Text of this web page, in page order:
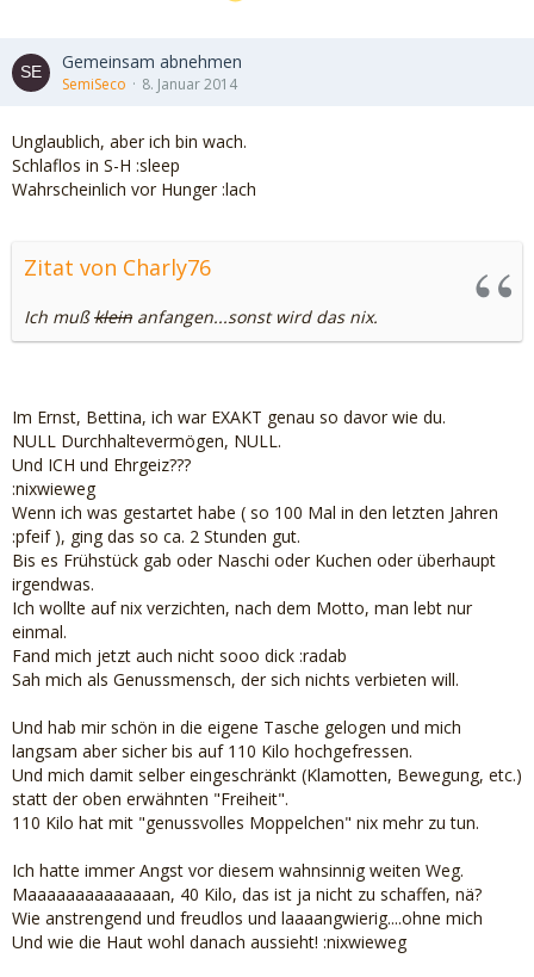
Gemeinsam abnehmen
SemiSeco 8. Januar 2014
Unglaublich, aber ich bin wach.
Schlaflos in S-H :sleep
Wahrscheinlich vor Hunger :lach
Zitat von Charly76
Ich mußklein anfangen...sonst wird das nix.
Im Ernst, Bettina, ich war EXAKT genau so davor wie du.
NULL Durchhaltevermögen, NULL.
Und ICH und Ehrgeiz???
:nixwieweg
Wenn ich was gestartet habe ( so 100 Mal in den letzten Jahren
:pfeif ), ging das so ca. 2 Stunden gut.
Bis es Frühstück gab oder Naschi oder Kuchen oder überhaupt
irgendwas.
Ich wollte auf nix verzichten, nach dem Motto, man lebt nur
einmal.
Fand mich jetzt auch nicht sooo dick :radab
Sah mich als Genussmensch, der sich nichts verbieten will.
Und hab mir schön in die eigene Tasche gelogen und mich
langsam aber sicher bis auf 110 Kilo hochgefressen.
Und mich damit selber eingeschränkt (Klamotten, Bewegung, etc.)
statt der oben erwähnten "Freiheit".
110 Kilo hat mit "genussvolles Moppelchen" nix mehr zu tun.
Ich hatte immer Angst vor diesem wahnsinnig weiten Weg.
Maaaaaaaaaaaaaan, 40 Kilo, das ist ja nicht zu schaffen, nä?
Wie anstrengend und freudlos und laaaangwierig....ohne mich
Und wie die Haut wohl danach aussieht! :nixwieweg